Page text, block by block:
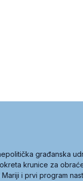
građanska
krunice za
i prvi program